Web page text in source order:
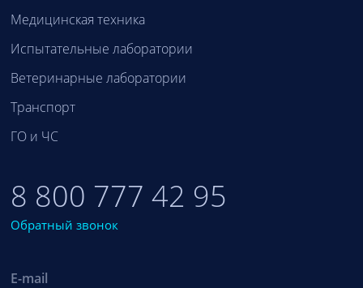
Медицинская техника
Испытательные лаборатории
Ветеринарные лаборатории
Транспорт
ГО и ЧС
8 800 777 42 95
Обратный звонок
E-mail